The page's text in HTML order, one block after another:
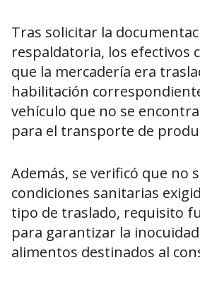
Tras solicitar la
respaldatoria, los efectivos
que la mercadería era
habilitación
vehículo que no se
para el transporte de
Además, se verificó que no
condiciones sanitarias
tipo de traslado, requisito
para garantizar la
alimentos destinados al